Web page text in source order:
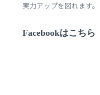
実力アップを図れます。
Facebookはこちら